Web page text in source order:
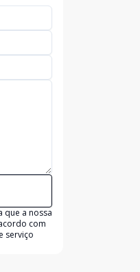
que a nossa
com
serviço